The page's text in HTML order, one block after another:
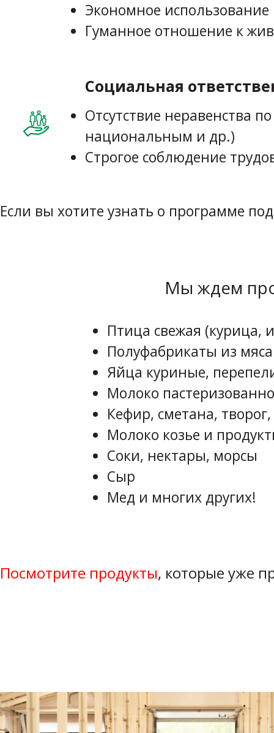
Экономное
Гуманное отношение к
Социальная
Отсутствие неравенства
национальным и др.)
Строгое соблюдение
Если вы хотите узнать о программе
Мы ждем
Птица свежая (курица,
Полуфабрикаты из
Яйца куриные,
Молоко
Кефир, сметана, творог,
Молоко козье и
Соки, нектары, морсы
Сыр
Мед и многих других!
Посмотрите продукты, которые уже